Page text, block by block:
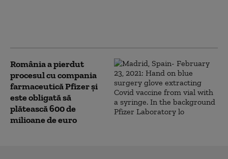
România a pierdut
procesul cu compania
farmaceutică Pfizer și
este obligată să
plătească 600 de
milioane de euro